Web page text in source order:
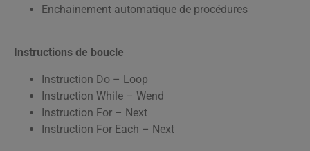
Enchainement automatique de procédures
Instructions de boucle
Instruction Do – Loop
Instruction While – Wend
Instruction For – Next
Instruction For Each – Next